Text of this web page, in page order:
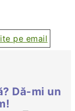
pe email
Dă-mi un